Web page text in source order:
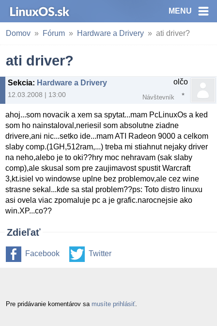
MENU
Domov Fórum Hardware a Drivery ati driver?
ati driver?
Sekcia: Hardware a Drivery
12.03.2008 | 13:00
olčo
Návštevník
ahoj...som novacik a xem sa spytat...mam PcLinuxOs a ked
som ho nainstaloval,neriesil som absolutne ziadne
drivere,ani nic...setko ide...mam ATI Radeon 9000 a celkom
slaby comp.(1GH,512ram,...) treba mi stiahnut nejaky driver
na neho,alebo je to oki??hry moc nehravam (sak slaby
comp),ale skusal som pre zaujimavost spustit Warcraft
3,kt.isiel vo windowse uplne bez problemov,ale cez wine
strasne sekal...kde sa stal problem??ps: Toto distro linuxu
asi ovela viac zpomaluje pc a je grafic.narocnejsie ako
win.XP...co??
Zdieľať
Facebook Twitter
Pre pridávanie komentárov sa musíte prihlásiť